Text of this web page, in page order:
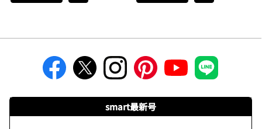
smart最新号